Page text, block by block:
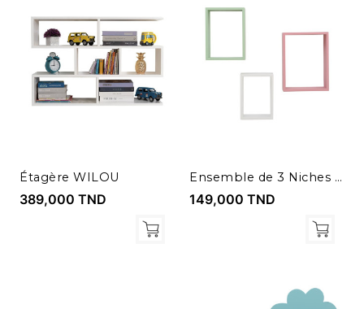
Étagère WILOU
389,000 TND
Ensemble de 3 Niches Rectangulaires
149,000 TND